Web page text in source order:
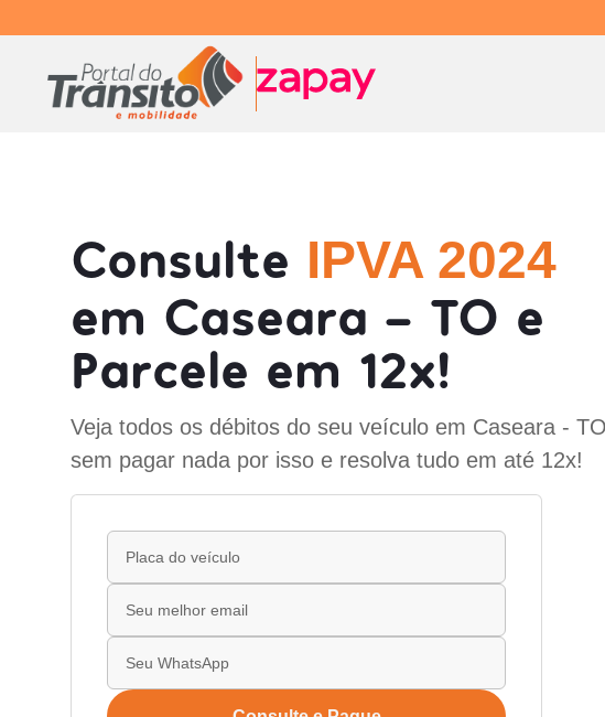
Consulte IPVA 2024
em Caseara - TO e
Parcele em 12x!
Veja todos os débitos do seu veículo em Caseara - TO
sem pagar nada por isso e resolva tudo em até 12x!